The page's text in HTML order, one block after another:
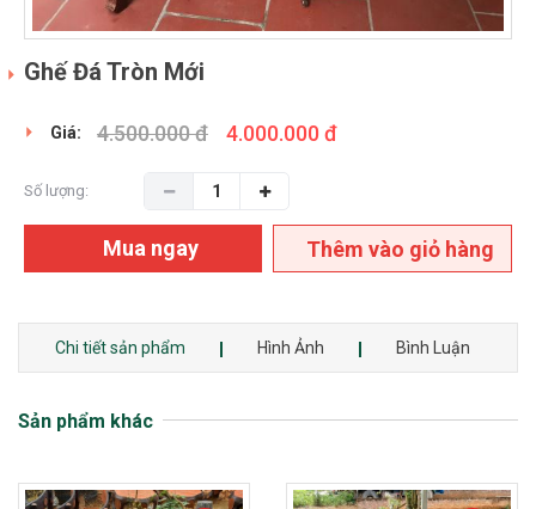
Ghế Đá Tròn Mới
Giá: 4.500.000 đ 4.000.000 đ
Số lượng:
Mua ngay Thêm vào giỏ hàng
Chi tiết sản phẩm Hình Ảnh Bình Luận
Sản phẩm khác